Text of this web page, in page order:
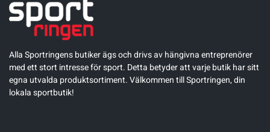
Alla Sportringens butiker ägs och drivs av hängivna entreprenörer
med ett stort intresse för sport. Detta betyder att varje butik har sitt
egna utvalda produktsortiment. Välkommen till Sportringen, din
lokala sportbutik!